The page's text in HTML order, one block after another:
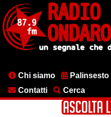
contenuto
principale
MenuChi siamo Palinsesto
Contatti
Cerca